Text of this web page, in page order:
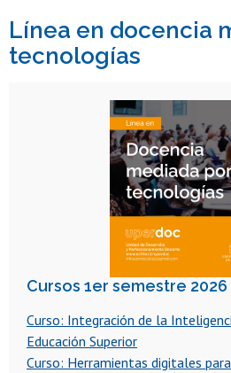
Línea en docencia
tecnologías
Cursos 1er semestre 2026
Curso: Integración de la
Educación Superior
Curso: Herramientas digitales